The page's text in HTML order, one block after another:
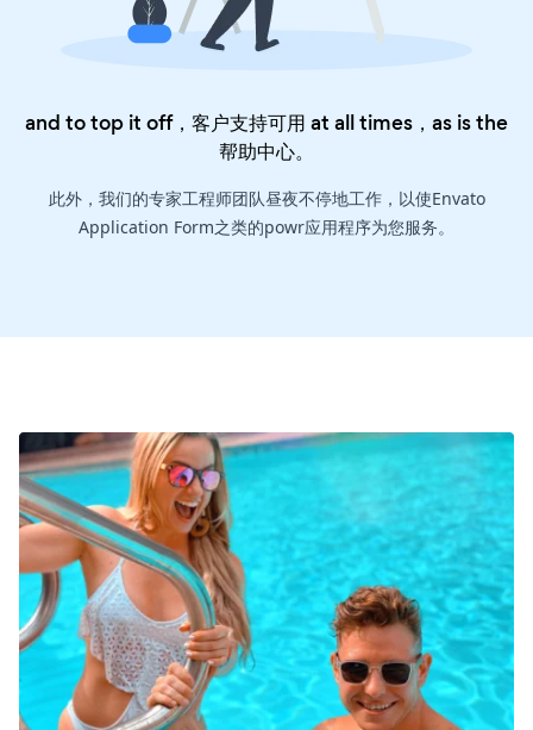
and to top it off，客户支持可用 at all times，as is the
帮助中心。
此外，我们的专家工程师团队昼夜不停地工作，以使Envato
Application Form之类的powr应用程序为您服务。